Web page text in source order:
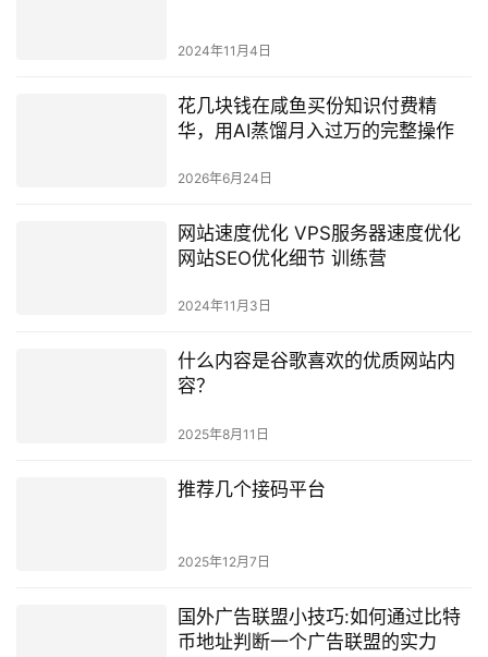
2024年11月4日
花几块钱在咸鱼买份知识付费精
华，用AI蒸馏月入过万的完整操作
2026年6月24日
网站速度优化 VPS服务器速度优化
网站SEO优化细节 训练营
2024年11月3日
什么内容是谷歌喜欢的优质网站内
容？
2025年8月11日
推荐几个接码平台
2025年12月7日
国外广告联盟小技巧:如何通过比特
币地址判断一个广告联盟的实力